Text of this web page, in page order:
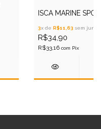
ISCA MARINE
3x de R$11,63 sem juros
R$34,90
R$33,16 com Pix